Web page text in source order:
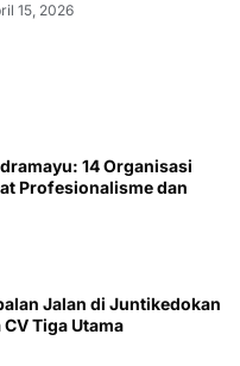
15, 2026
14 Organisasi
Profesionalisme dan
Jalan di Juntikedokan
Tiga Utama